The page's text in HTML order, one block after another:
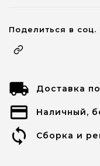
Поделиться в соц.
Доставка
Наличный,
Сборка и